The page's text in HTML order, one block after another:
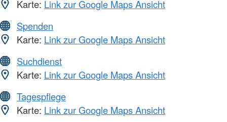
Karte: Link zur Google Maps Ansicht
Spenden
Karte: Link zur Google Maps Ansicht
Suchdienst
Karte: Link zur Google Maps Ansicht
Tagespflege
Karte: Link zur Google Maps Ansicht